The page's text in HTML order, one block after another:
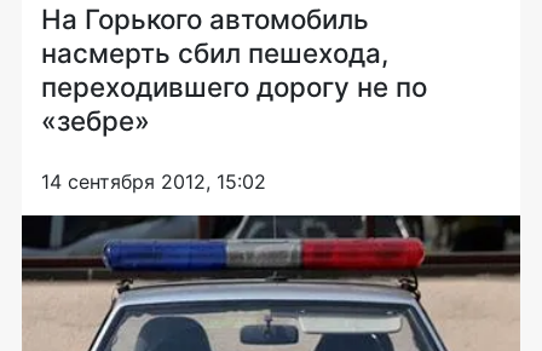
На Горького автомобиль
насмерть сбил пешехода,
переходившего дорогу не по
«зебре»
14 сентября 2012, 15:02